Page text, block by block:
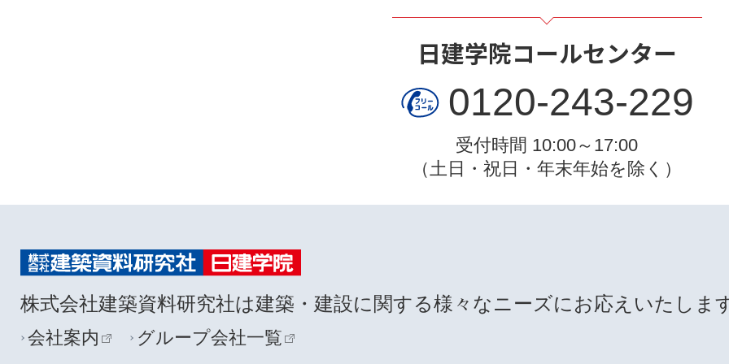
日建学院コールセンター
0120-243-229
受付時間 10:00～17:00
（土日・祝日・年末年始を除く）
株式会社建築資料研究社は建築・建設に関する様々なニーズにお応えいたしま
会社案内 グループ会社一覧